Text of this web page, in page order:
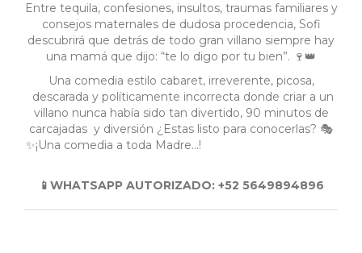
Entre tequila, confesiones, insultos, traumas familiares y
consejos maternales de dudosa procedencia, Sofi
descubrirá que detrás de todo gran villano siempre hay
una mamá que dijo: “te lo digo por tu bien”. 🍷👑
Una comedia estilo cabaret, irreverente, picosa,
descarada y políticamente incorrecta donde criar a un
villano nunca había sido tan divertido, 90 minutos de
carcajadas y diversión ¿Estas listo para conocerlas? 🎭
✨¡Una comedia a toda Madre...!
📱WHATSAPP AUTORIZADO: +52 5649894896